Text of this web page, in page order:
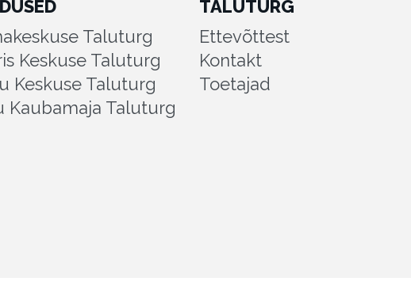
Taluturg
Keskuse Taluturg
Keskuse Taluturg
Kaubamaja Taluturg
TALUTURG
Ettevõttest
Kontakt
Toetajad